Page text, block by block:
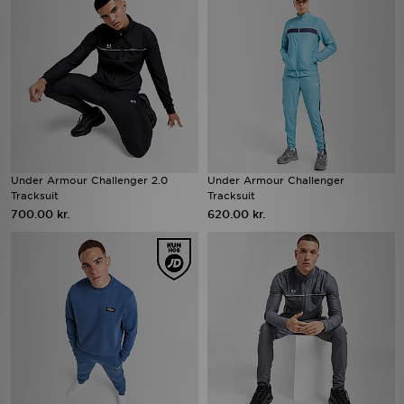
Under Armour Challenger 2.0
Tracksuit
700.00 kr.
Under Armour Challenger
Tracksuit
620.00 kr.